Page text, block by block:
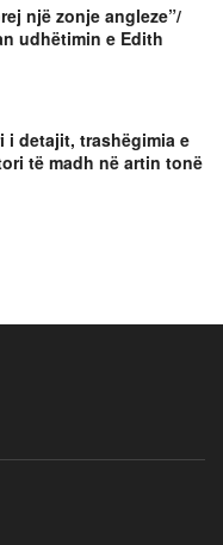
një zonje angleze”/
udhëtimin e Edith
i detajit, trashëgimia e
të madh në artin tonë